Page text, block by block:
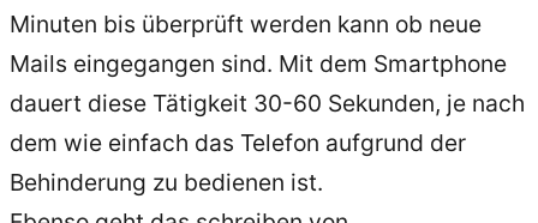
Minuten bis überprüft werden kann ob neue
Mails eingegangen sind. Mit dem Smartphone
dauert diese Tätigkeit 30-60 Sekunden, je nach
dem wie einfach das Telefon aufgrund der
Behinderung zu bedienen ist.